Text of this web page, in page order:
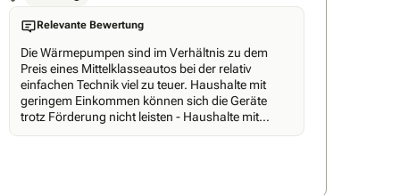
Relevante Bewertung
Die Wärmepumpen sind im Verhältnis zu dem
Preis eines Mittelklasseautos bei der relativ
einfachen Technik viel zu teuer. Haushalte mit
geringem Einkommen können sich die Geräte
trotz Förderung nicht leisten - Haushalte mit